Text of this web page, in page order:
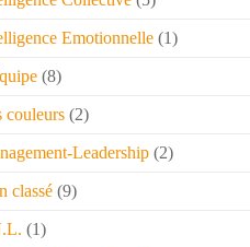
Emotionnelle(1)
(8)
couleurs(2)
Leadership(2)
classé(9)
(1)